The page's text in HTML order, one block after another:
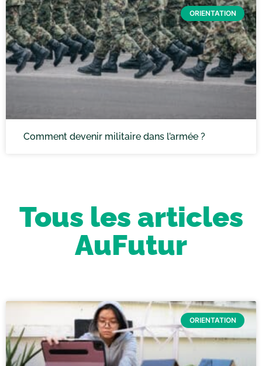
ORIENTATION
Comment devenir militaire dans l’armée ?
Tous les articles
AuFutur
ORIENTATION